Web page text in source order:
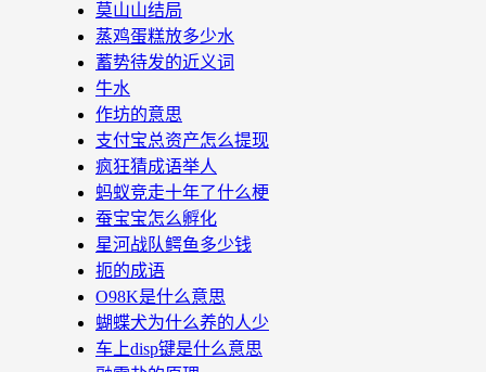
莫山山结局
蒸鸡蛋糕放多少水
蓄势待发的近义词
牛水
作坊的意思
支付宝总资产怎么提现
疯狂猜成语举人
蚂蚁竞走十年了什么梗
蚕宝宝怎么孵化
星河战队鳄鱼多少钱
扼的成语
O98K是什么意思
蝴蝶犬为什么养的人少
车上disp键是什么意思